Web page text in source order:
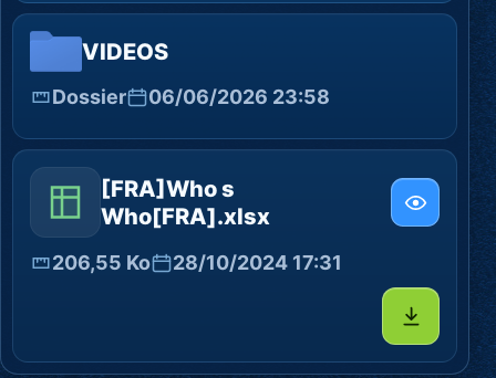
VIDEOS
Dossier 06/06/2026 23:58
[FRA]Who s
Who[FRA].xlsx
206,55 Ko 28/10/2024 17:31